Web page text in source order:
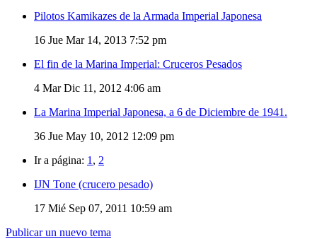
Pilotos Kamikazes de la Armada Imperial Japonesa
16 Jue Mar 14, 2013 7:52 pm
El fin de la Marina Imperial: Cruceros Pesados
4 Mar Dic 11, 2012 4:06 am
La Marina Imperial Japonesa, a 6 de Diciembre de 1941.
36 Jue May 10, 2012 12:09 pm
Ir a página: 1 , 2
IJN Tone (crucero pesado)
17 Mié Sep 07, 2011 10:59 am
Publicar un nuevo tema